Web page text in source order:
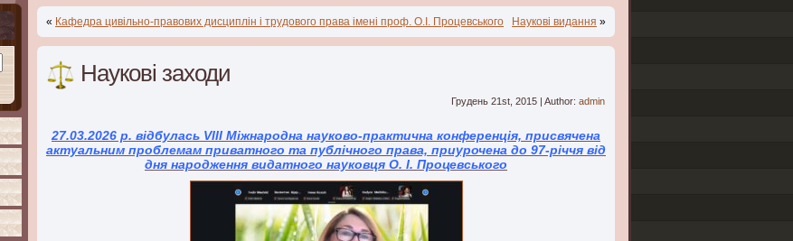
« Кафедра цивільно-правових дисциплін і трудового права імені проф. О.І. Процевського Наукові видання »
Наукові заходи
Грудень 21st, 2015 | Author: admin
27.03.2026 р. відбулась VIII Міжнародна науково-практична конференція, присвячена
актуальним проблемам приватного та публічного права, приурочена до 97-річчя від
дня народження видатного науковця О. І. Процевського